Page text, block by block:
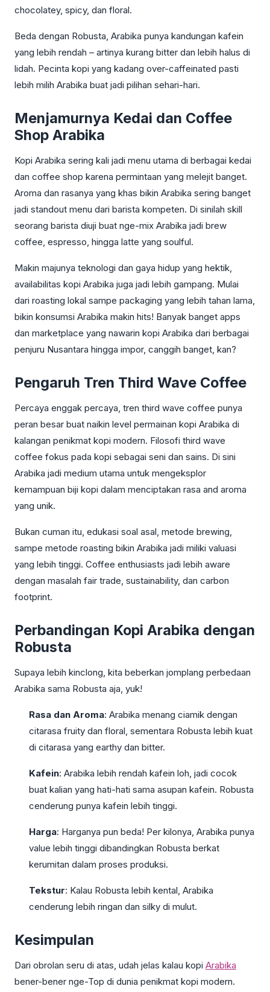
chocolatey, spicy, dan floral.
Beda dengan Robusta, Arabika punya kandungan kafein
yang lebih rendah – artinya kurang bitter dan lebih halus di
lidah. Pecinta kopi yang kadang over-caffeinated pasti
lebih milih Arabika buat jadi pilihan sehari-hari.
Menjamurnya Kedai dan Coffee
Shop Arabika
Kopi Arabika sering kali jadi menu utama di berbagai kedai
dan coffee shop karena permintaan yang melejit banget.
Aroma dan rasanya yang khas bikin Arabika sering banget
jadi standout menu dari barista kompeten. Di sinilah skill
seorang barista diuji buat nge-mix Arabika jadi brew
coffee, espresso, hingga latte yang soulful.
Makin majunya teknologi dan gaya hidup yang hektik,
availabilitas kopi Arabika juga jadi lebih gampang. Mulai
dari roasting lokal sampe packaging yang lebih tahan lama,
bikin konsumsi Arabika makin hits! Banyak banget apps
dan marketplace yang nawarin kopi Arabika dari berbagai
penjuru Nusantara hingga impor, canggih banget, kan?
Pengaruh Tren Third Wave Coffee
Percaya enggak percaya, tren third wave coffee punya
peran besar buat naikin level permainan kopi Arabika di
kalangan penikmat kopi modern. Filosofi third wave
coffee fokus pada kopi sebagai seni dan sains. Di sini
Arabika jadi medium utama untuk mengeksplor
kemampuan biji kopi dalam menciptakan rasa and aroma
yang unik.
Bukan cuman itu, edukasi soal asal, metode brewing,
sampe metode roasting bikin Arabika jadi miliki valuasi
yang lebih tinggi. Coffee enthusiasts jadi lebih aware
dengan masalah fair trade, sustainability, dan carbon
footprint.
Perbandingan Kopi Arabika dengan
Robusta
Supaya lebih kinclong, kita beberkan jomplang perbedaan
Arabika sama Robusta aja, yuk!
Rasa dan Aroma: Arabika menang ciamik dengan
citarasa fruity dan floral, sementara Robusta lebih kuat
di citarasa yang earthy dan bitter.
Kafein: Arabika lebih rendah kafein loh, jadi cocok
buat kalian yang hati-hati sama asupan kafein. Robusta
cenderung punya kafein lebih tinggi.
Harga: Harganya pun beda! Per kilonya, Arabika punya
value lebih tinggi dibandingkan Robusta berkat
kerumitan dalam proses produksi.
Tekstur: Kalau Robusta lebih kental, Arabika
cenderung lebih ringan dan silky di mulut.
Kesimpulan
Dari obrolan seru di atas, udah jelas kalau kopi Arabika
bener-bener nge-Top di dunia penikmat kopi modern.